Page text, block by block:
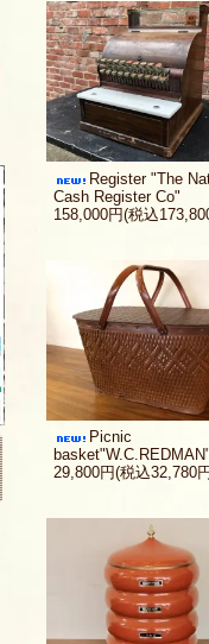
Register "The
Cash Register Co"
158,000円(税込
Picnic
29,800円(税込32,780